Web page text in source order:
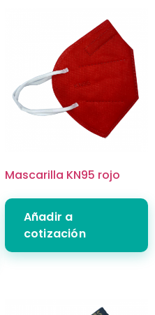
Mascarilla KN95 rojo
Añadir a
cotización